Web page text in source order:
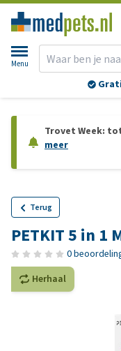
Menu
Trovet Week:
meer
Terug
PETKIT 5 in 1
0
Herhaal